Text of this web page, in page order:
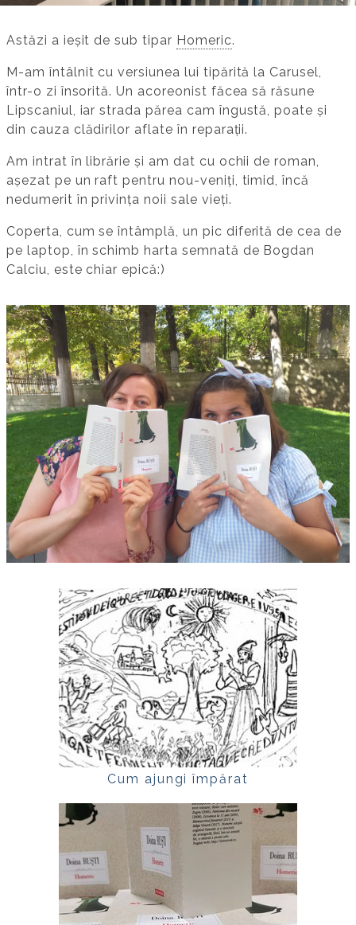
Astăzi a ieșit de sub tipar Homeric.
M-am întâlnit cu versiunea lui tipărită la Carusel,
într-o zi însorită. Un acoreonist făcea să răsune
Lipscaniul, iar strada părea cam îngustă, poate și
din cauza clădirilor aflate în reparații.
Am intrat în librărie și am dat cu ochii de roman,
așezat pe un raft pentru nou-veniți, timid, încă
nedumerit în privința noii sale vieți.
Coperta, cum se întâmplă, un pic diferită de cea de
pe laptop, în schimb harta semnată de Bogdan
Calciu, este chiar epică:)
Cum ajungi împărat